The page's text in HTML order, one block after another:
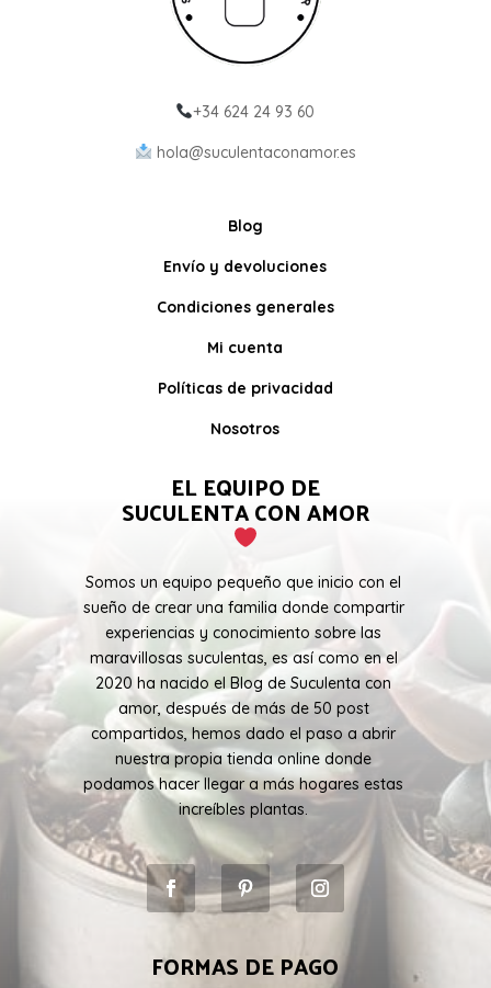
+34 624 24 93 60
hola@suculentaconamor.es
Blog
Envío y devoluciones
Condiciones generales
Mi cuenta
Políticas de privacidad
Nosotros
EL EQUIPO DE
SUCULENTA CON AMOR
Somos un equipo pequeño que inicio con el
sueño de crear una familia donde compartir
experiencias y conocimiento sobre las
maravillosas suculentas, es así como en el
2020 ha nacido el Blog de Suculenta con
amor, después de más de 50 post
compartidos, hemos dado el paso a abrir
nuestra propia tienda online donde
podamos hacer llegar a más hogares estas
increíbles plantas.
FORMAS DE PAGO